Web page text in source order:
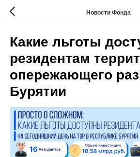
Новости Фонда
Какие льготы
резидентам
опережающего
Бурятии